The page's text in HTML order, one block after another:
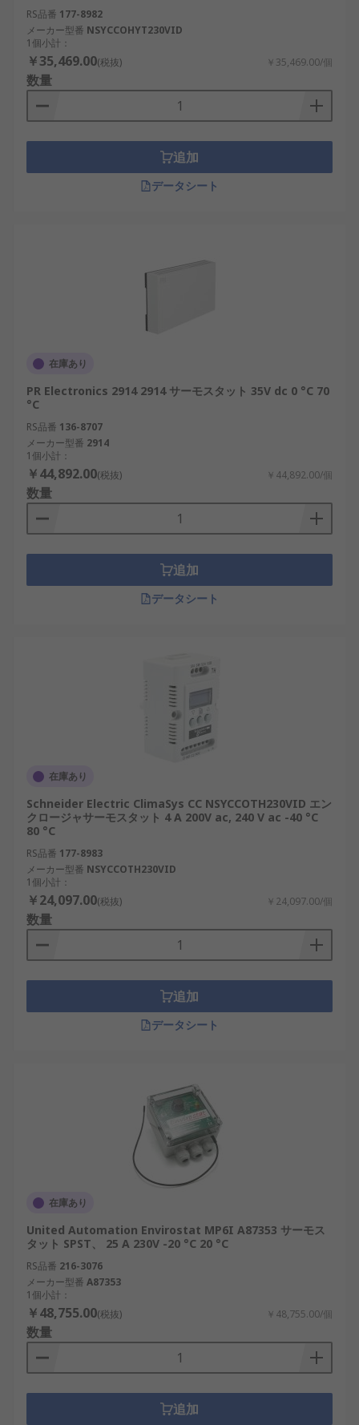
RS品番 177-8982
メーカー型番 NSYCCOHYT230VID
1個小計：
￥35,469.00(税抜) ￥35,469.00/個
数量
追加
データシート
在庫あり
PR Electronics 2914 2914 サーモスタット 35V dc 0 °C 70
°C
RS品番 136-8707
メーカー型番 2914
1個小計：
￥44,892.00(税抜) ￥44,892.00/個
数量
追加
データシート
在庫あり
Schneider Electric ClimaSys CC NSYCCOTH230VID エン
クロージャサーモスタット 4 A 200V ac, 240 V ac -40 °C
80 °C
RS品番 177-8983
メーカー型番 NSYCCOTH230VID
1個小計：
￥24,097.00(税抜) ￥24,097.00/個
数量
追加
データシート
在庫あり
United Automation Envirostat MP6I A87353 サーモス
タット SPST、 25 A 230V -20 °C 20 °C
RS品番 216-3076
メーカー型番 A87353
1個小計：
￥48,755.00(税抜) ￥48,755.00/個
数量
追加